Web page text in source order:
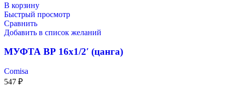
В корзину
Быстрый просмотр
Сравнить
Добавить в список желаний
МУФТА ВР 16х1/2′ (цанга)
Comisa
547 ₽